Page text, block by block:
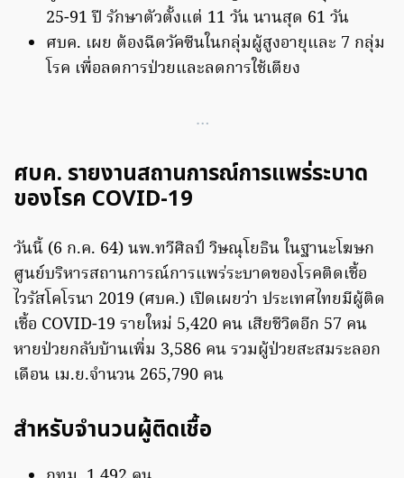
25-91 ปี รักษาตัวตั้งแต่ 11 วัน นานสุด 61 วัน
ศบค. เผย ต้องฉีดวัคซีนในกลุ่มผู้สูงอายุและ 7 กลุ่ม
โรค เพื่อลดการป่วยและลดการใช้เตียง
…
ศบค. รายงานสถานการณ์การแพร่ระบาด
ของโรค COVID-19
วันนี้ (6 ก.ค. 64) นพ.ทวีศิลป์ วิษณุโยธิน ในฐานะโฆษก
ศูนย์บริหารสถานการณ์การแพร่ระบาดของโรคติดเชื้อ
ไวรัสโคโรนา 2019 (ศบค.) เปิดเผยว่า ประเทศไทยมีผู้ติด
เชื้อ COVID-19 รายใหม่ 5,420 คน เสียชีวิตอีก 57 คน
หายป่วยกลับบ้านเพิ่ม 3,586 คน รวมผู้ป่วยสะสมระลอก
เดือน เม.ย.จำนวน 265,790 คน
สำหรับจำนวนผู้ติดเชื้อ